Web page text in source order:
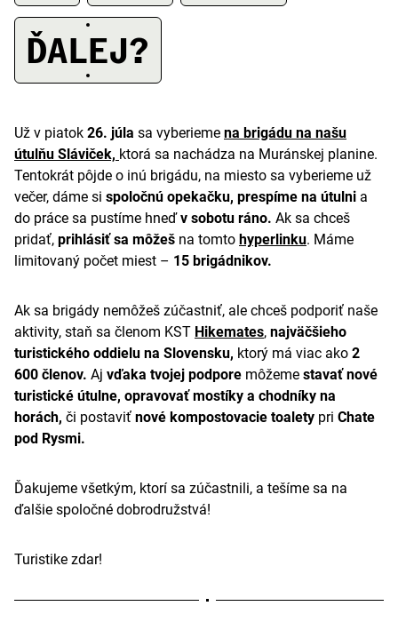
ĎALEJ?
Už v piatok 26. júla sa vyberieme na brigádu na našu
útulňu Sláviček, ktorá sa nachádza na Muránskej planine.
Tentokrát pôjde o inú brigádu, na miesto sa vyberieme už
večer, dáme si spoločnú opekačku, prespíme na útulni a
do práce sa pustíme hneďv sobotu ráno. Ak sa chceš
pridať, prihlásiť sa môžeš na tomto hyperlinku. Máme
limitovaný počet miest – 15 brigádnikov.
Ak sa brigády nemôžeš zúčastniť, ale chceš podporiť naše
aktivity, staň sa členom KST Hikemates, najväčšieho
turistického oddielu na Slovensku, ktorý má viac ako 2
600 členov. Aj vďaka tvojej podpore môžeme stavať nové
turistické útulne, opravovať mostíky a chodníky na
horách, či postaviť nové kompostovacie toalety pri Chate
pod Rysmi.
Ďakujeme všetkým, ktorí sa zúčastnili, a tešíme sa na
ďalšie spoločné dobrodružstvá!
Turistike zdar!